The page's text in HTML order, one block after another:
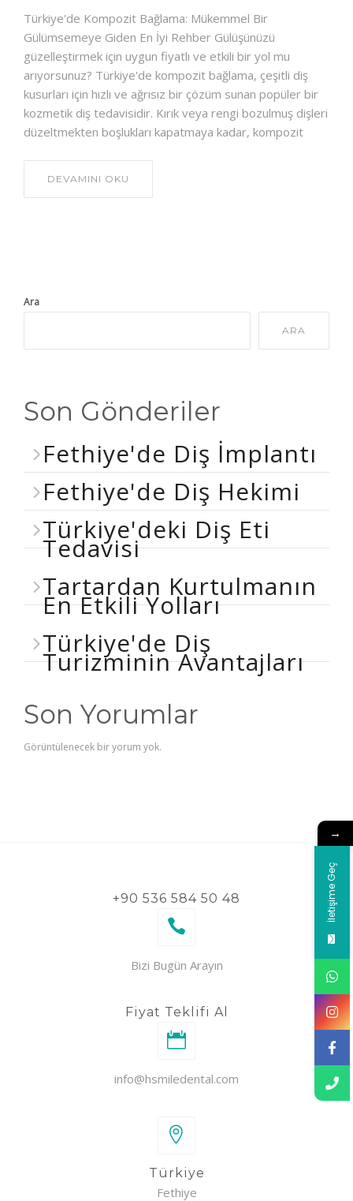
Türkiye'de Kompozit Bağlama: Mükemmel Bir
Gülümsemeye Giden En İyi Rehber Gülüşünüzü
güzelleştirmek için uygun fiyatlı ve etkili bir yol mu
arıyorsunuz? Türkiye'de kompozit bağlama, çeşitli diş
kusurları için hızlı ve ağrısız bir çözüm sunan popüler bir
kozmetik diş tedavisidir. Kırık veya rengi bozulmuş dişleri
düzeltmekten boşlukları kapatmaya kadar, kompozit
DEVAMINI OKU
Ara
ARA
Son Gönderiler
Fethiye'de Diş İmplantı
Fethiye'de Diş Hekimi
Türkiye'deki Diş Eti
Tedavisi
Tartardan Kurtulmanın
En Etkili Yolları
Türkiye'de Diş
Turizminin Avantajları
Son Yorumlar
Görüntülenecek bir yorum yok.
+90 536 584 50 48
Bizi Bugün Arayın
Fiyat Teklifi Al
info@hsmiledental.com
Türkiye
Fethiye
→
İletişime Geç